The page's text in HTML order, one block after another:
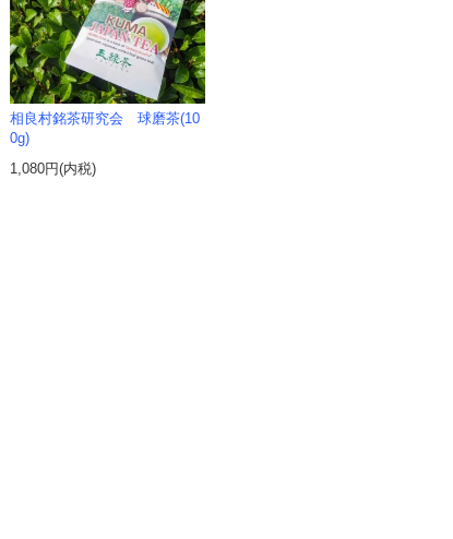
相良村銘茶研究会 球磨茶(10
0g)
1,080円(内税)